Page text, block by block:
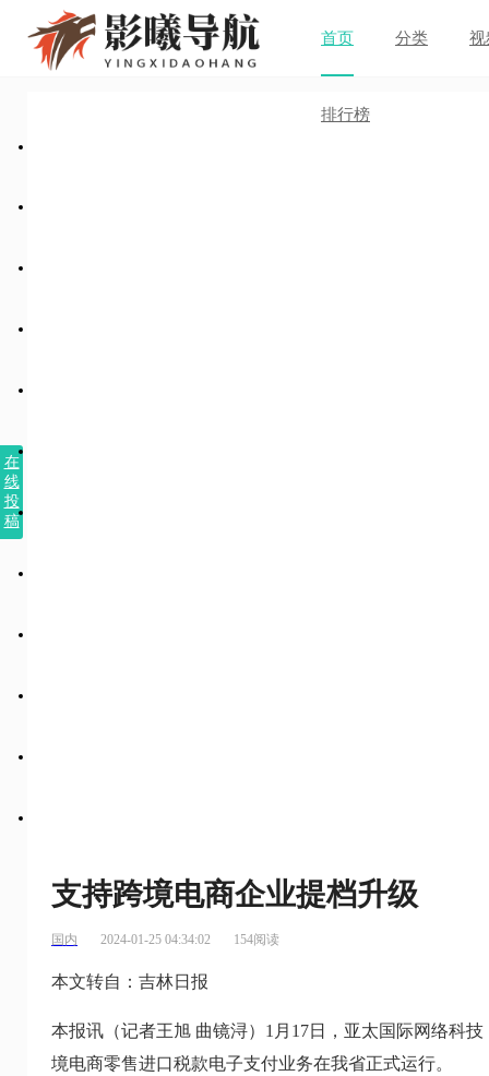
首页 分类 视
排行榜
在
线
投
稿
支持跨境电商企业提档升级
国内 2024-01-25 04:34:02 154阅读
本文转自：吉林日报
本报讯（记者王旭 曲镜浔）1月17日，亚太国际网络科
境电商零售进口税款电子支付业务在我省正式运行。